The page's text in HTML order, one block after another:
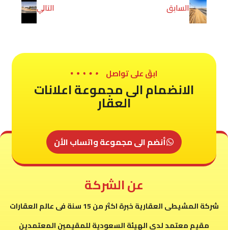
السابق التالي
ابقَ على تواصل
الانضمام الى مجموعة اعلانات
العقار
أنضم الى مجموعة واتساب الأن
عن الشركة
شركة المشيطى العقارية خبرة اكثر من 15 سنة فى عالم العقارات
مقيم معتمد لدى الهيئة السعودية للمقيمين المعتمدين